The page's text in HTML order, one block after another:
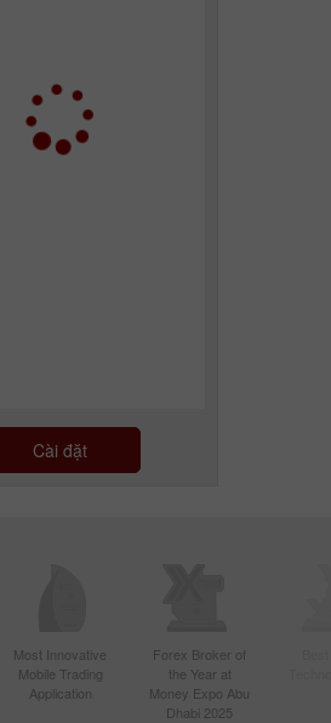
Cài đặt
Most Innovative
Mobile Trading
Application
Forex Broker of
the Year at
Money Expo Abu
Dhabi 2025